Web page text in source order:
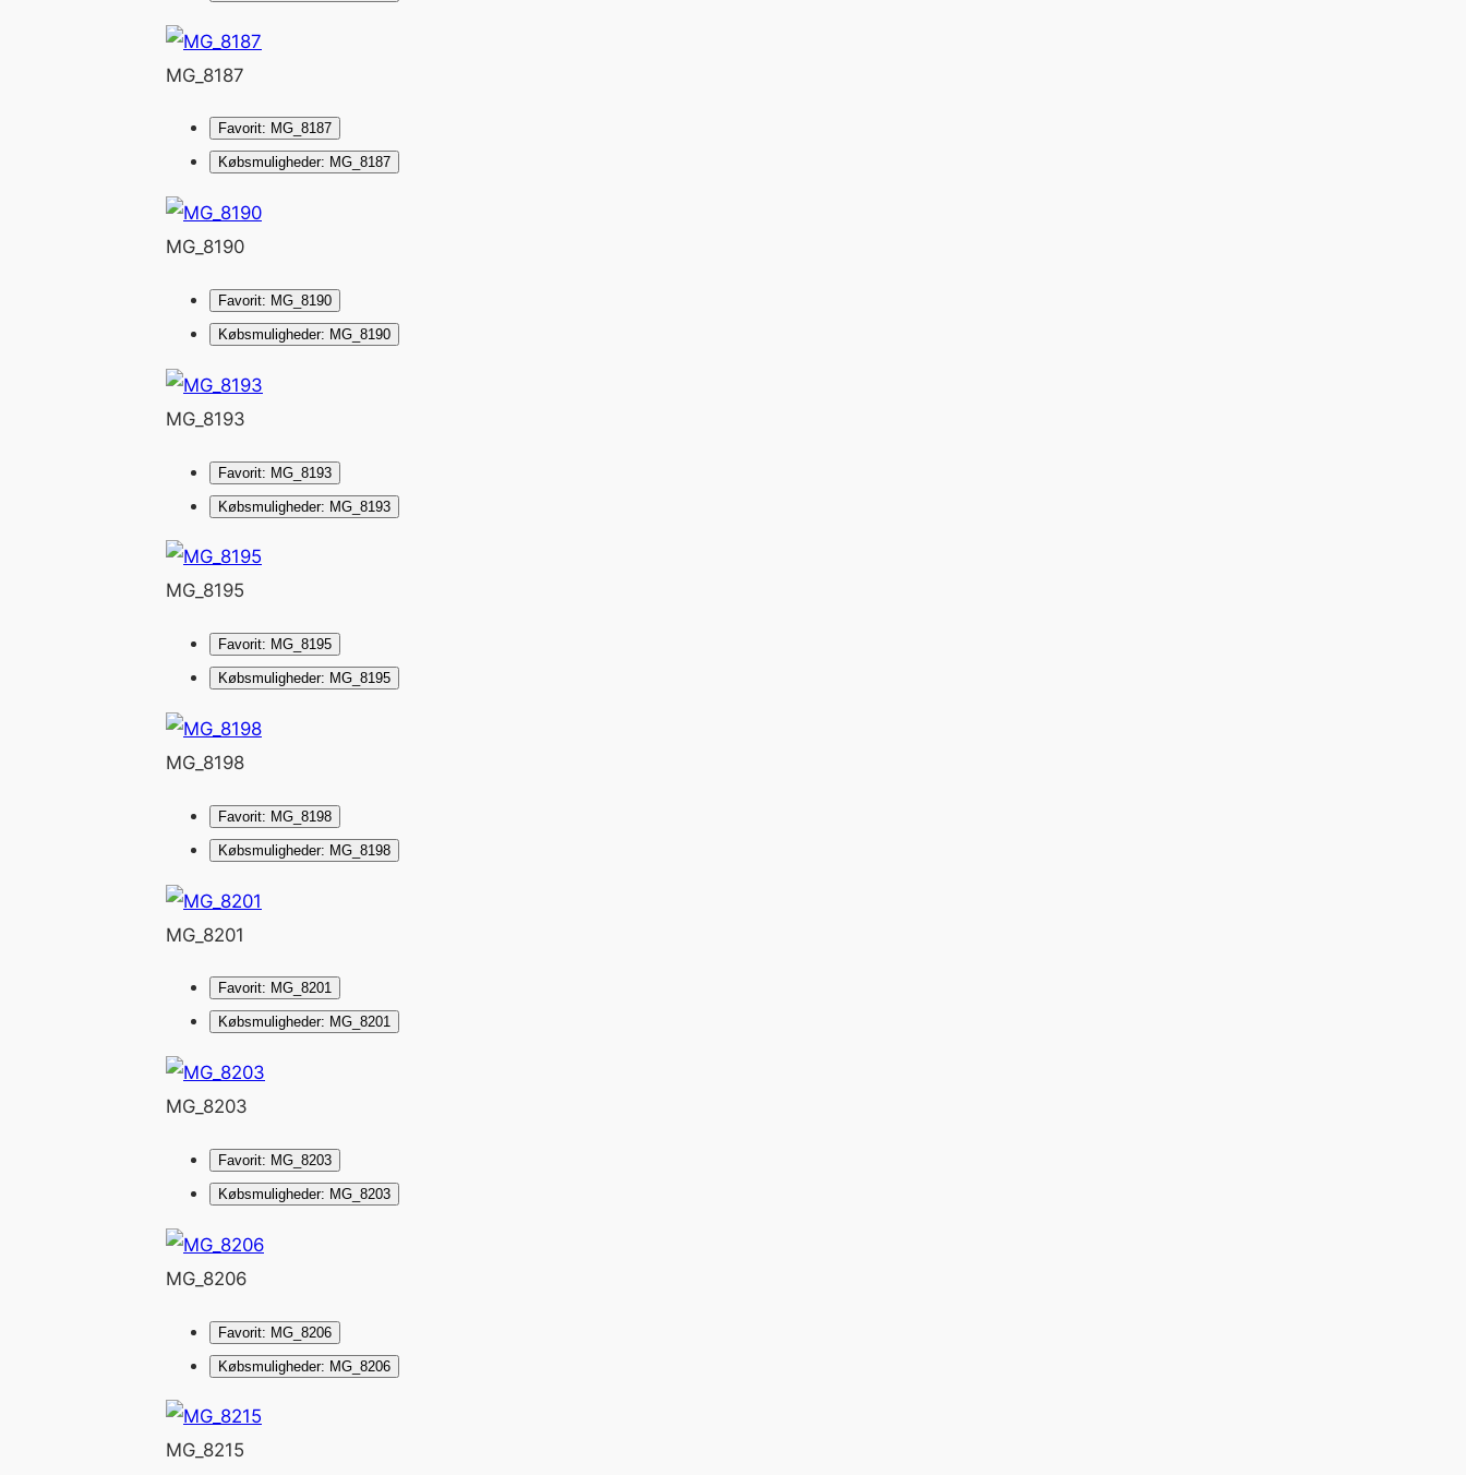
MG_8187
Favorit: MG_8187
Købsmuligheder: MG_8187
MG_8190
Favorit: MG_8190
Købsmuligheder: MG_8190
MG_8193
Favorit: MG_8193
Købsmuligheder: MG_8193
MG_8195
Favorit: MG_8195
Købsmuligheder: MG_8195
MG_8198
Favorit: MG_8198
Købsmuligheder: MG_8198
MG_8201
Favorit: MG_8201
Købsmuligheder: MG_8201
MG_8203
Favorit: MG_8203
Købsmuligheder: MG_8203
MG_8206
Favorit: MG_8206
Købsmuligheder: MG_8206
MG_8215